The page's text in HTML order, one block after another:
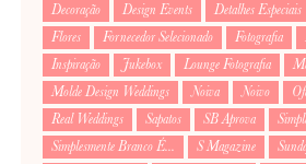
Decoração
Design Events Detalhes Especiais
Flores
Fornecedor Selecionado Fotografia
Inspiração
Jukebox Lounge Fotografia
Molde Design Weddings
Noiva Noivo
Real Weddings
Sapatos SB Aprova
Simplesmente Branco É...
S Magazine